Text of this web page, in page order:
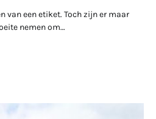
van een etiket. Toch zijn er maar
nemen om…